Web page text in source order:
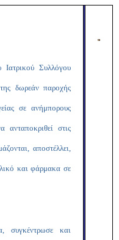
Συλλόγου
δωρεάν παροχής
σε ανήμπορους
ανταποκριθεί στις
αποστέλλει,
και φάρμακα σε
συγκέντρωσε και